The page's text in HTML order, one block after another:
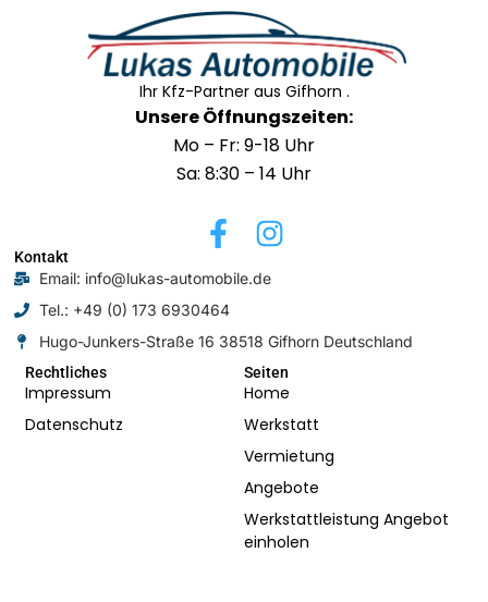
Ihr Kfz-Partner aus Gifhorn .
Unsere Öffnungszeiten:
Mo – Fr: 9-18 Uhr
Sa: 8:30 – 14 Uhr
F
c
e
b
I
s
a
g
r
a
m
Kontakt
Email: info@lukas-automobile.de
Tel.: +49 (0) 173 6930464
Hugo-Junkers-Straße 16 38518 Gifhorn Deutschland
Rechtliches
Impressum
Datenschutz
Seiten
Home
Werkstatt
Vermietung
Angebote
Werkstattleistung Angebot
einholen